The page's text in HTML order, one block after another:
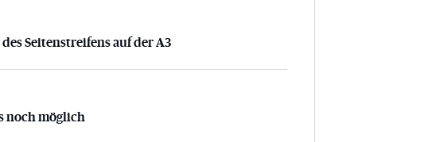
Seitenstreifens auf der A3
Seitenstreifens auf der A3
möglich
noch möglich